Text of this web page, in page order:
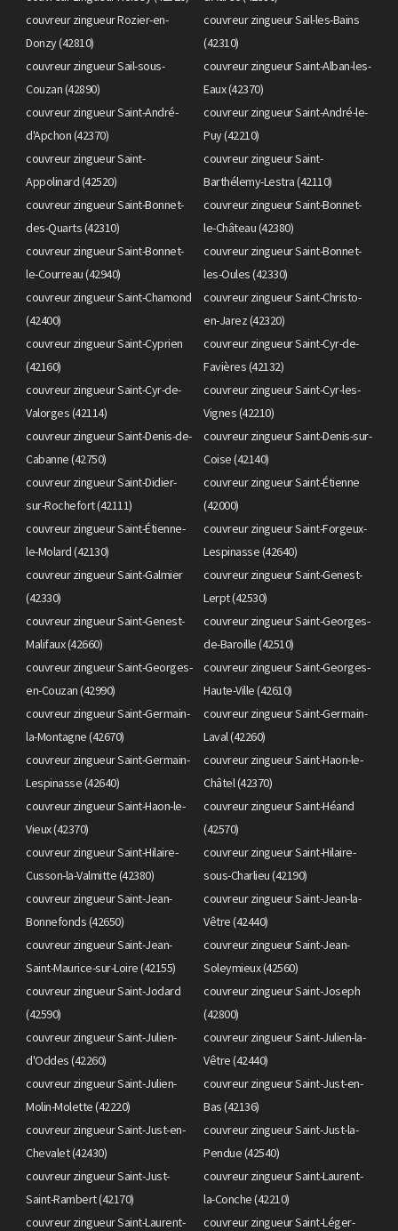
couvreur zingueur Rozier-en-
Donzy (42810)
couvreur zingueur Sail-les-Bains
(42310)
couvreur zingueur Sail-sous-
Couzan (42890)
couvreur zingueur Saint-Alban-les-
Eaux (42370)
couvreur zingueur Saint-André-
d'Apchon (42370)
couvreur zingueur Saint-André-le-
Puy (42210)
couvreur zingueur Saint-
Appolinard (42520)
couvreur zingueur Saint-
Barthélemy-Lestra (42110)
couvreur zingueur Saint-Bonnet-
des-Quarts (42310)
couvreur zingueur Saint-Bonnet-
le-Château (42380)
couvreur zingueur Saint-Bonnet-
le-Courreau (42940)
couvreur zingueur Saint-Bonnet-
les-Oules (42330)
couvreur zingueur Saint-Chamond
(42400)
couvreur zingueur Saint-Christo-
en-Jarez (42320)
couvreur zingueur Saint-Cyprien
(42160)
couvreur zingueur Saint-Cyr-de-
Favières (42132)
couvreur zingueur Saint-Cyr-de-
Valorges (42114)
couvreur zingueur Saint-Cyr-les-
Vignes (42210)
couvreur zingueur Saint-Denis-de-
Cabanne (42750)
couvreur zingueur Saint-Denis-sur-
Coise (42140)
couvreur zingueur Saint-Didier-
sur-Rochefort (42111)
couvreur zingueur Saint-Étienne
(42000)
couvreur zingueur Saint-Étienne-
le-Molard (42130)
couvreur zingueur Saint-Forgeux-
Lespinasse (42640)
couvreur zingueur Saint-Galmier
(42330)
couvreur zingueur Saint-Genest-
Lerpt (42530)
couvreur zingueur Saint-Genest-
Malifaux (42660)
couvreur zingueur Saint-Georges-
de-Baroille (42510)
couvreur zingueur Saint-Georges-
en-Couzan (42990)
couvreur zingueur Saint-Georges-
Haute-Ville (42610)
couvreur zingueur Saint-Germain-
la-Montagne (42670)
couvreur zingueur Saint-Germain-
Laval (42260)
couvreur zingueur Saint-Germain-
Lespinasse (42640)
couvreur zingueur Saint-Haon-le-
Châtel (42370)
couvreur zingueur Saint-Haon-le-
Vieux (42370)
couvreur zingueur Saint-Héand
(42570)
couvreur zingueur Saint-Hilaire-
Cusson-la-Valmitte (42380)
couvreur zingueur Saint-Hilaire-
sous-Charlieu (42190)
couvreur zingueur Saint-Jean-
Bonnefonds (42650)
couvreur zingueur Saint-Jean-la-
Vêtre (42440)
couvreur zingueur Saint-Jean-
Saint-Maurice-sur-Loire (42155)
couvreur zingueur Saint-Jean-
Soleymieux (42560)
couvreur zingueur Saint-Jodard
(42590)
couvreur zingueur Saint-Joseph
(42800)
couvreur zingueur Saint-Julien-
d'Oddes (42260)
couvreur zingueur Saint-Julien-la-
Vêtre (42440)
couvreur zingueur Saint-Julien-
Molin-Molette (42220)
couvreur zingueur Saint-Just-en-
Bas (42136)
couvreur zingueur Saint-Just-en-
Chevalet (42430)
couvreur zingueur Saint-Just-la-
Pendue (42540)
couvreur zingueur Saint-Just-
Saint-Rambert (42170)
couvreur zingueur Saint-Laurent-
la-Conche (42210)
couvreur zingueur Saint-Laurent-
couvreur zingueur Saint-Léger-